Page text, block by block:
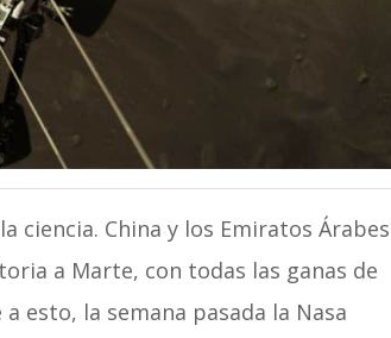
ciencia. China y los Emiratos Árabes
a Marte, con todas las ganas de
esto, la semana pasada la Nasa
Diana Trujillo